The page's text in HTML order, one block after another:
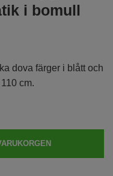
i bomull
dova färger i blått och
cm.